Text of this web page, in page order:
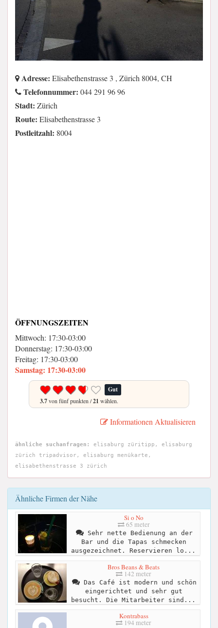
Adresse: Elisabethenstrasse 3 , Zürich 8004, CH
Telefonnummer: 044 291 96 96
Stadt: Zürich
Route: Elisabethenstrasse 3
Postleitzahl: 8004
ÖFFNUNGSZEITEN
Mittwoch: 17:30-03:00
Donnerstag: 17:30-03:00
Freitag: 17:30-03:00
Samstag: 17:30-03:00
Gut
3.7von fünf punkten /21 wählen.
Informationen Aktualisieren
ähnliche suchanfragen:
elisaburg züritipp, elisaburg
zürich tripadvisor, elisaburg menükarte,
elisabethenstrasse 3 zürich
Ähnliche Firmen der Nähe
Si o No
65 meter
Sehr nette Bedienung an der
Bar und die Tapas schmecken
ausgezeichnet. Reservieren lo...
Bros Beans & Beats
142 meter
Das Café ist modern und schön
eingerichtet und sehr gut
besucht. Die Mitarbeiter sind...
Kontrabass
194 meter